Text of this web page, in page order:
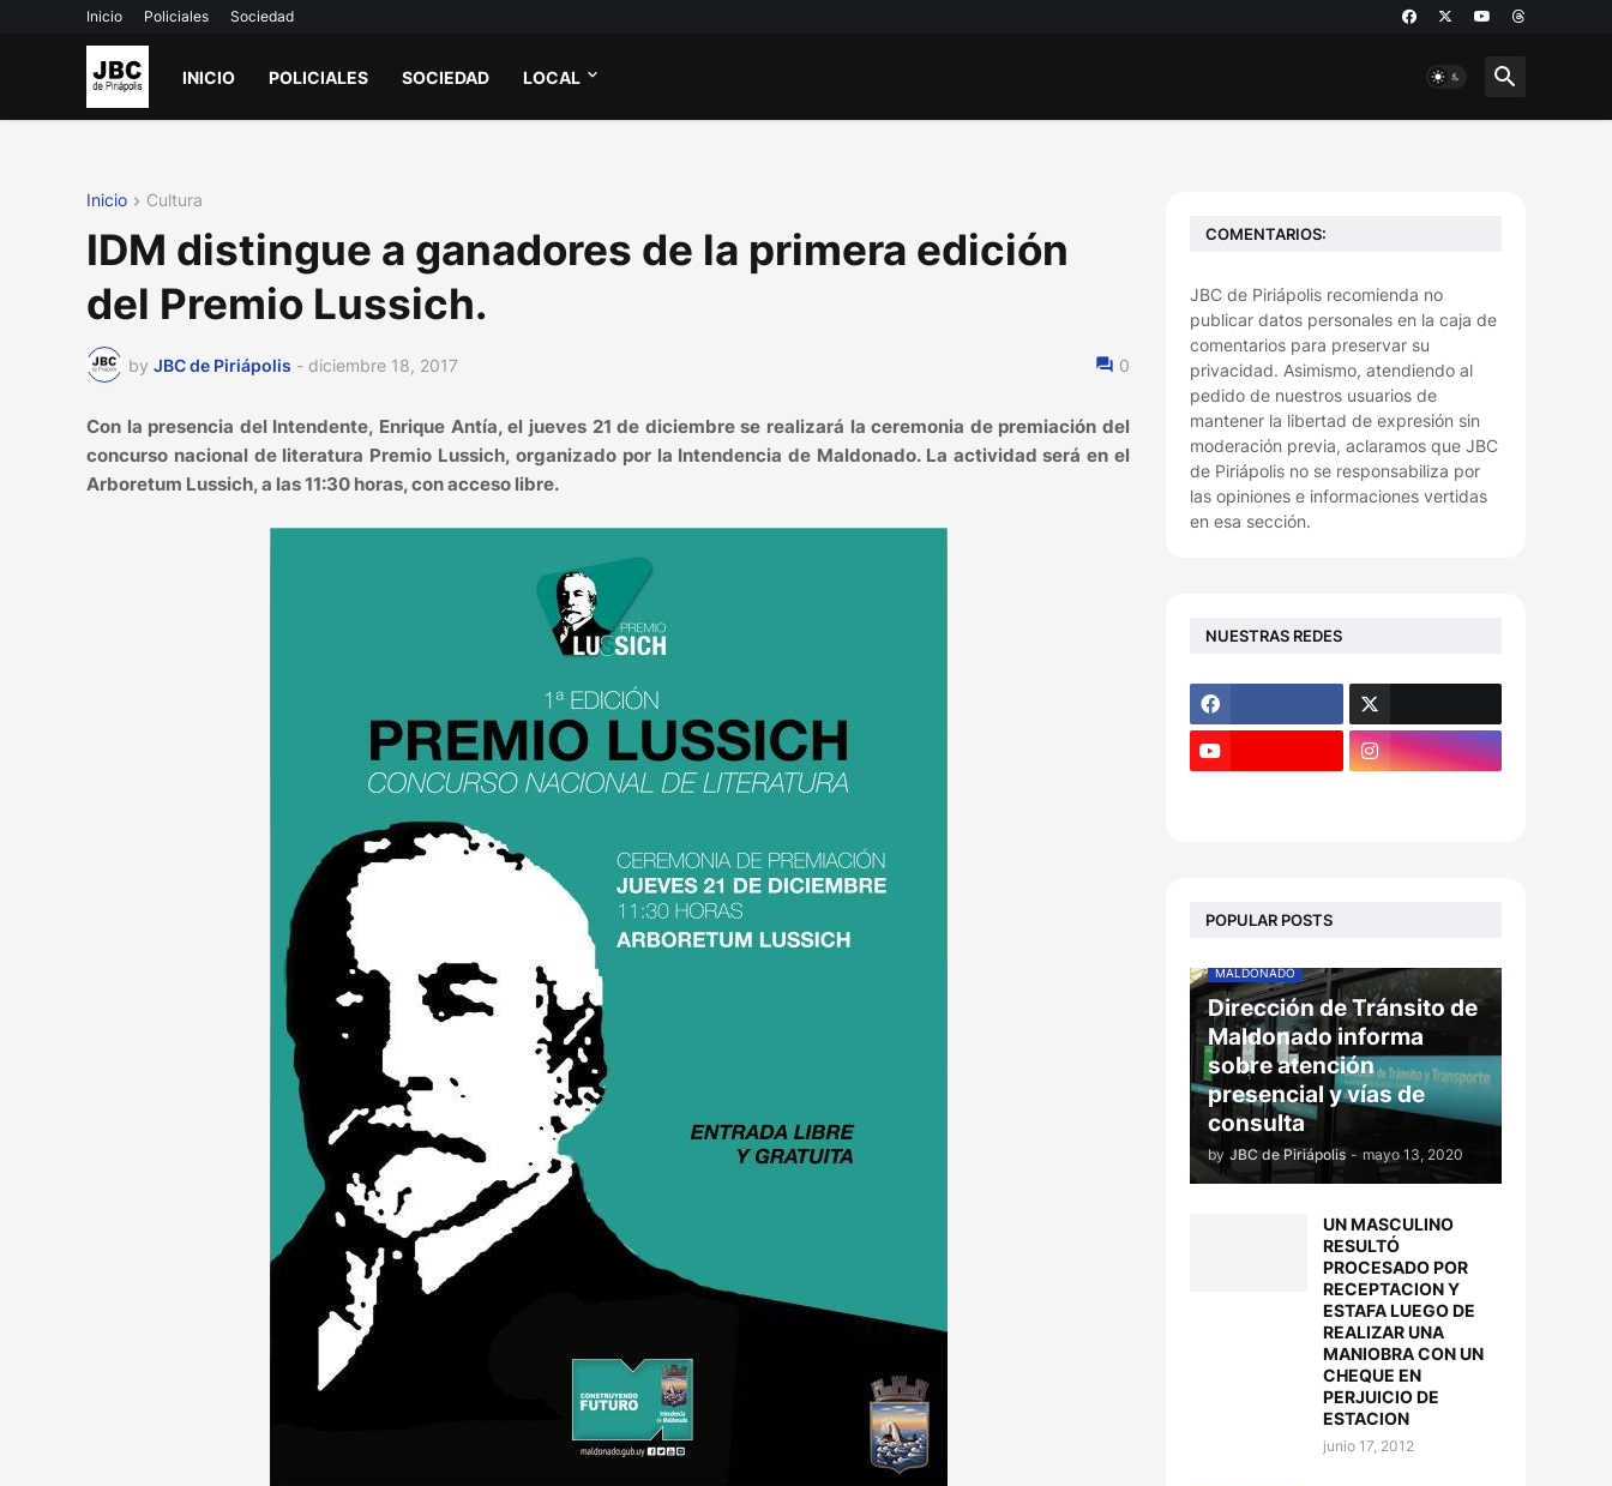
Inicio Policiales Sociedad
INICIO POLICIALES SOCIEDAD LOCAL
Inicio Cultura
IDM distingue a ganadores de la primera edición
del Premio Lussich.
by JBC de Piriápolis - diciembre 18, 2017 0
Con la presencia del Intendente, Enrique Antía, el jueves 21 de diciembre se realizará la ceremonia de premiación del
concurso nacional de literatura Premio Lussich, organizado por la Intendencia de Maldonado. La actividad será en el
Arboretum Lussich, a las 11:30 horas, con acceso libre.
COMENTARIOS:
JBC de Piriápolis recomienda no
publicar datos personales en la caja de
comentarios para preservar su
privacidad. Asimismo, atendiendo al
pedido de nuestros usuarios de
mantener la libertad de expresión sin
moderación previa, aclaramos que JBC
de Piriápolis no se responsabiliza por
las opiniones e informaciones vertidas
en esa sección.
NUESTRAS REDES
POPULAR POSTS
MALDONADO
Dirección de Tránsito de
Maldonado informa
sobre atención
presencial y vías de
consulta
by JBC de Piriápolis - mayo 13, 2020
UN MASCULINO
RESULTÓ
PROCESADO POR
RECEPTACION Y
ESTAFA LUEGO DE
REALIZAR UNA
MANIOBRA CON UN
CHEQUE EN
PERJUICIO DE
ESTACION
junio 17, 2012